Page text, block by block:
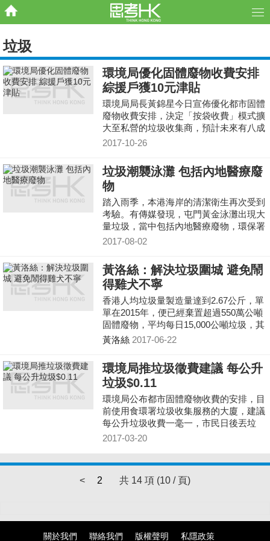
垃圾
環境局優化固體廢物收費安排
綜援戶獲10元津貼
環境局局長黃錦星今日宣佈優化都市固體
廢物收費安排，決定「按袋收費」模式擴
大至私營的垃圾收集商，預計未來有八成
固體廢物使用該收費模式。另外，綜援戶
立法會，最快2019年推行。
2017-10-26
垃圾潮襲泳灘 包括內地醫療廢
物
踏入雨季，本港海岸的清潔衛生再次受到
考驗。有傳媒發現，屯門黃金泳灘出現大
量垃圾，當中包括內地醫療廢物，環保署
初步推測垃圾是由深圳冲進后海灣一帶。
2017-08-02
黃洛絲：解決垃圾圍城 避免鬧
得雞犬不寧
香港人均垃圾量製造量達到2.67公斤，單
單在2015年，便已經棄置超過550萬公噸
固體廢物，平均每日15,000公噸垃圾，其
中只有百分之三十五經回收處理。為解決
案，以焚化爐協助處理垃圾。政府也明白
鼓勵回收及推廣源頭減廢才是解決問題的
真正出路。
黃洛絲 2017-06-22
環境局推垃圾徵費建議 每公升
垃圾$0.11
環境局公布都市固體廢物收費的安排，目
前使用食環署垃圾收集服務的大廈，建議
每公升垃圾收費一毫一，市民日後丟垃
圾，就需要購買指定的垃圾袋，否則就有
2017-03-20
< 2 共 14 項 (10 / 頁)
關於我們 聯絡我們 版權聲明 私隱政策